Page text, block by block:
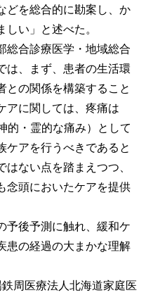
どを総合的に勘案し、か
い」と述べた。
合診療医学・地域総合
は、まず、患者の生活環
との関係を構築すること
アに関しては、疼痛は
的・霊的な痛み）として
ケアを行うべきであると
ない点を踏まえつつ、
念頭においたケアを提供
後予測に触れ、緩和ケ
患の経過の大まかな理解
周医療法人北海道家庭医